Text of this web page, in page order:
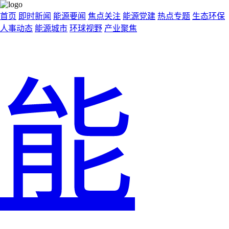
首页 即时新闻 能源要闻 焦点关注 能源党建 热点专题 生态环保
人事动态 能源城市 环球视野 产业聚焦
能